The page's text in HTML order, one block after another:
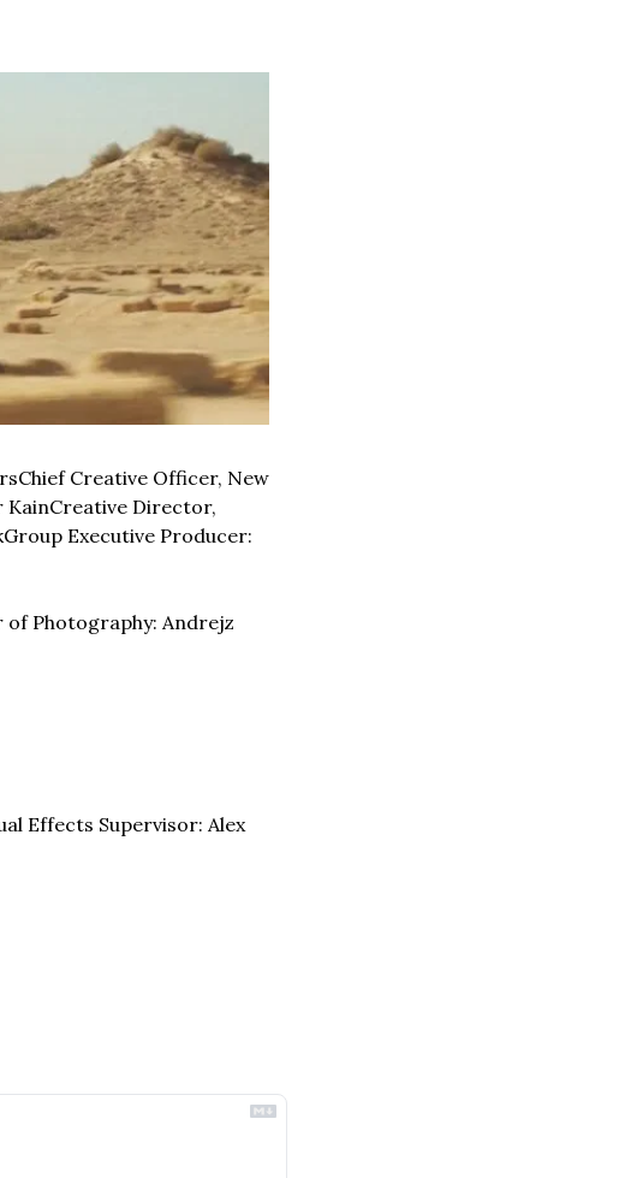
Chief Creative Officer, New
KainCreative Director,
Group Executive Producer:
Photography: Andrejz
Effects Supervisor: Alex